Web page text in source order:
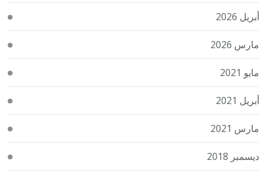
أبريل 2026
مارس 2026
مايو 2021
أبريل 2021
مارس 2021
ديسمبر 2018